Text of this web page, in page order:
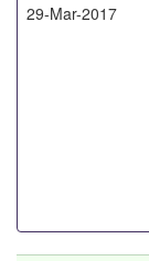
29-Mar-2017